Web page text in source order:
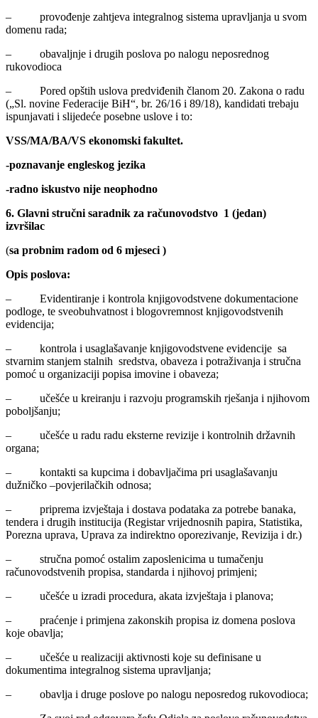
– provođenje zahtjeva integralnog sistema upravljanja u svom
domenu rada;
– obavaljnje i drugih poslova po nalogu neposrednog
rukovodioca
– Pored opštih uslova predviđenih članom 20. Zakona o radu
(„Sl. novine Federacije BiH“, br. 26/16 i 89/18), kandidati trebaju
ispunjavati i slijedeće posebne uslove i to:
VSS/MA/BA/VS ekonomski fakultet.
-poznavanje engleskog jezika
-radno iskustvo nije neophodno
6. Glavni stručni saradnik za računovodstvo 1 (jedan)
izvršilac
(sa probnim radom od 6 mjeseci )
Opis poslova:
– Evidentiranje i kontrola knjigovodstvene dokumentacione
podloge, te sveobuhvatnost i blogovremnost knjigovodstvenih
evidencija;
– kontrola i usaglašavanje knjigovodstvene evidencije sa
stvarnim stanjem stalnih sredstva, obaveza i potraživanja i stručna
pomoć u organizaciji popisa imovine i obaveza;
– učešće u kreiranju i razvoju programskih rješanja i njihovom
poboljšanju;
– učešće u radu radu eksterne revizije i kontrolnih državnih
organa;
– kontakti sa kupcima i dobavljačima pri usaglašavanju
dužničko –povjerilačkih odnosa;
– priprema izvještaja i dostava podataka za potrebe banaka,
tendera i drugih institucija (Registar vrijednosnih papira, Statistika,
Porezna uprava, Uprava za indirektno oporezivanje, Revizija i dr.)
– stručna pomoć ostalim zaposlenicima u tumačenju
računovodstvenih propisa, standarda i njihovoj primjeni;
– učešće u izradi procedura, akata izvještaja i planova;
– praćenje i primjena zakonskih propisa iz domena poslova
koje obavlja;
– učešće u realizaciji aktivnosti koje su definisane u
dokumentima integralnog sistema upravljanja;
– obavlja i druge poslove po nalogu neposredog rukovodioca;